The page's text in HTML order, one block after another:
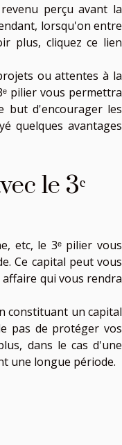
perçu avant la
lorsqu'on entre
plus, cliquez ce lien
ou attentes à la
pilier vous permettra
but d'encourager les
quelques avantages
le 3ᵉ
etc, le 3ᵉ pilier vous
Ce capital peut vous
qui vous rendra
constituant un capital
pas de protéger vos
dans le cas d'une
une longue période.